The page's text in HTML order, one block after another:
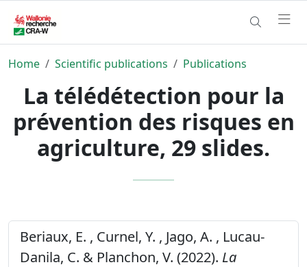
Home Scientific publications Publications
La télédétection pour la
prévention des risques en
agriculture, 29 slides.
Beriaux, E. , Curnel, Y. , Jago, A. , Lucau-
Danila, C. & Planchon, V. (2022). La